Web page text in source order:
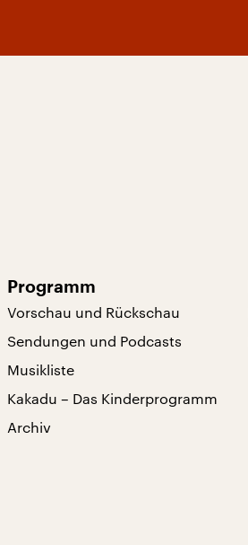
Programm
Vorschau und Rückschau
Sendungen und Podcasts
Musikliste
Kakadu – Das Kinderprogramm
Archiv